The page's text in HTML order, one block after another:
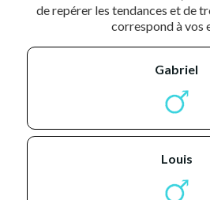
de repérer les tendances et de
correspond à vos
gabriel
louis